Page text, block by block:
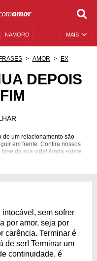
MAIS
NAMORO
ANIVERSÁRIO
AMOR EX
DEPOIS
de um relacionamento são
em frente. Confira nossos
da sua vida! Ainda existe
basta querer!
sem sofrer
por amor, seja por
carência. Terminar é
de ser! Terminar um
continuidade, é